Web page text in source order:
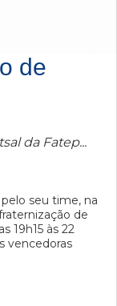
de
da Fatep...
seu time, na
de
19h15 às 22
vencedoras